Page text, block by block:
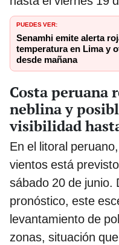
PUEDES VER:
Senamhi emite alerta
temperatura en Lima y
desde mañana
Costa peruana
neblina y
visibilidad
En el litoral
vientos está
sábado 20 de junio.
pronóstico, este
levantamiento de
zonas, situación